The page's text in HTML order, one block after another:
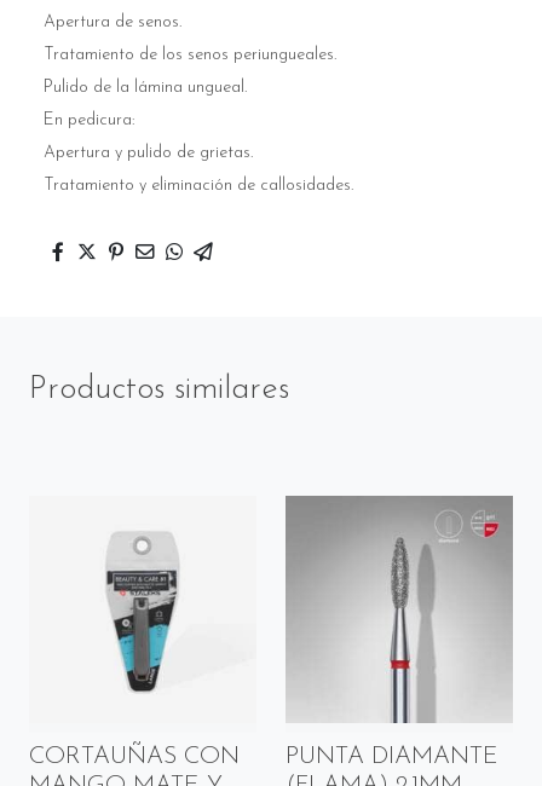
Apertura de senos.
Tratamiento de los senos periungueales.
Pulido de la lámina ungueal.
En pedicura:
Apertura y pulido de grietas.
Tratamiento y eliminación de callosidades.
Productos similares
CORTAUÑAS CON
PUNTA DIAMANTE